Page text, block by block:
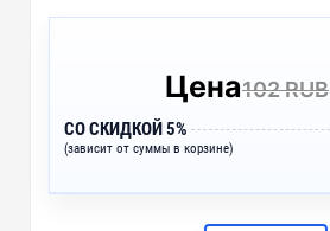
Цена102 RUB
СО СКИДКОЙ 5%
(зависит от суммы в корзине)